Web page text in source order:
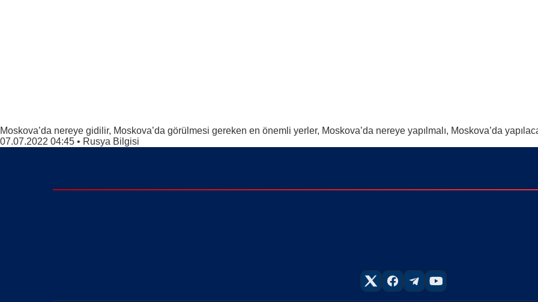
Moskova’da nereye gidilir, Moskova’da görülmesi gereken en önemli yerler, Moskova’da nereye yapılmalı, Moskova’da
07.07.2022 04:45 • Rusya Bilgisi